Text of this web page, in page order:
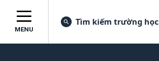
MENU
Tìm kiếm trường học